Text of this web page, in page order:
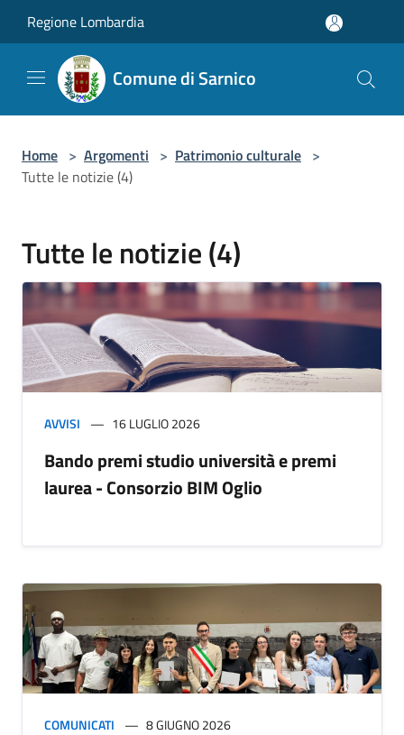
Regione Lombardia
Comune di Sarnico
Home > Argomenti > Patrimonio culturale >
Tutte le notizie (4)
Tutte le notizie (4)
AVVISI 16 LUGLIO 2026
Bando premi studio università e premi
laurea - Consorzio BIM Oglio
COMUNICATI 8 GIUGNO 2026